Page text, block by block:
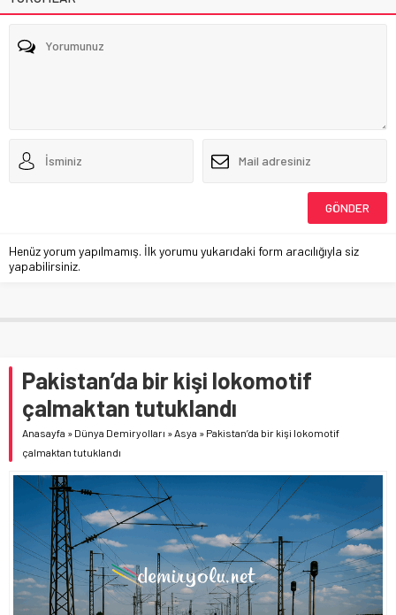
Henüz yorum yapılmamış. İlk yorumu yukarıdaki form aracılığıyla siz
yapabilirsiniz.
Pakistan’da bir kişi lokomotif
çalmaktan tutuklandı
Anasayfa » Dünya Demiryolları »Asya » Pakistan’da bir kişi lokomotif
çalmaktan tutuklandı